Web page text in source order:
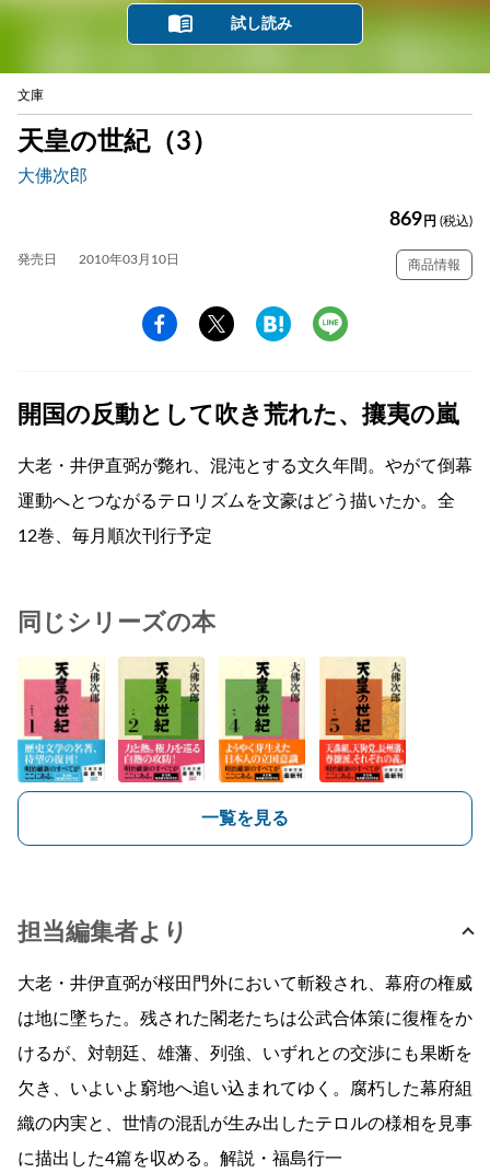
試し読み
文庫
天皇の世紀（3）
大佛次郎
869 円 (税込)
発売日 2010年03月10日 商品情報
開国の反動として吹き荒れた、攘夷の嵐
大老・井伊直弼が斃れ、混沌とする文久年間。やがて倒幕
運動へとつながるテロリズムを文豪はどう描いたか。全
12巻、毎月順次刊行予定
同じシリーズの本
一覧を見る
担当編集者より
大老・井伊直弼が桜田門外において斬殺され、幕府の権威
は地に墜ちた。残された閣老たちは公武合体策に復権をか
けるが、対朝廷、雄藩、列強、いずれとの交渉にも果断を
欠き、いよいよ窮地へ追い込まれてゆく。腐朽した幕府組
織の内実と、世情の混乱が生み出したテロルの様相を見事
に描出した4篇を収める。解説・福島行一